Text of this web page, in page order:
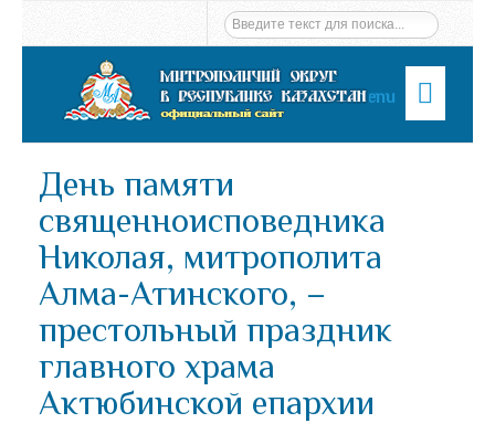
Menu
День памяти
священноисповедника
Николая, митрополита
Алма-Атинского, –
престольный праздник
главного храма
Актюбинской епархии